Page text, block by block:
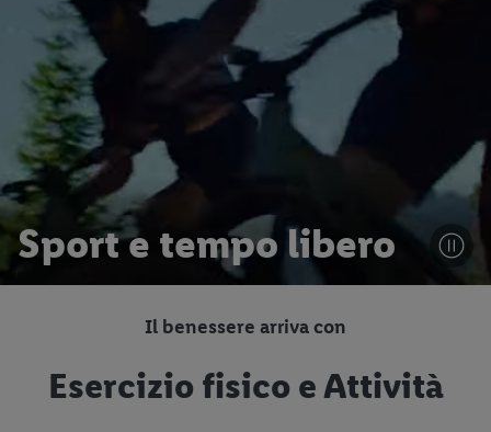
Sport e tempo libero
Il benessere arriva con
Esercizio fisico e Attività